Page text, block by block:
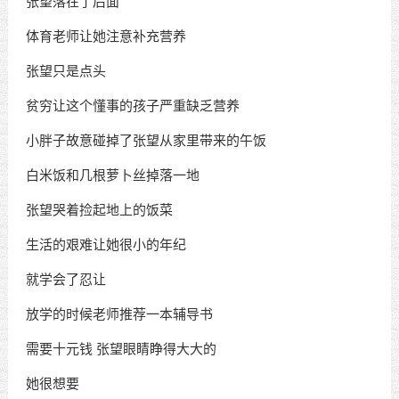
体育老师让她注意补充营养
张望只是点头
贫穷让这个懂事的孩子严重缺乏营养
小胖子故意碰掉了张望从家里带来的午饭
白米饭和几根萝卜丝掉落一地
张望哭着捡起地上的饭菜
生活的艰难让她很小的年纪
就学会了忍让
放学的时候老师推荐一本辅导书
需要十元钱 张望眼睛睁得大大的
她很想要